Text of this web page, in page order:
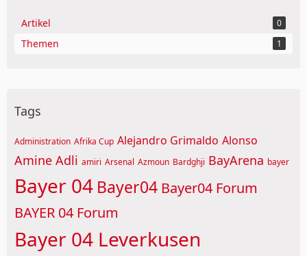
Artikel 0
Themen 1
Tags
Administration Afrika Cup Alejandro Grimaldo Alonso
Amine Adli amiri Arsenal Azmoun Bardghji BayArena bayer
Bayer 04 Bayer04 Bayer04 Forum
BAYER 04 Forum
Bayer 04 Leverkusen